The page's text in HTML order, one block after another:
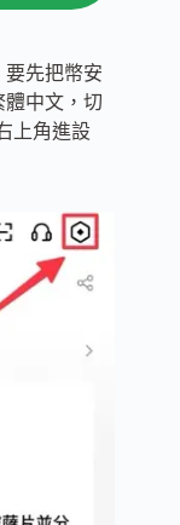
要先把幣安
體中文，切
上角進設